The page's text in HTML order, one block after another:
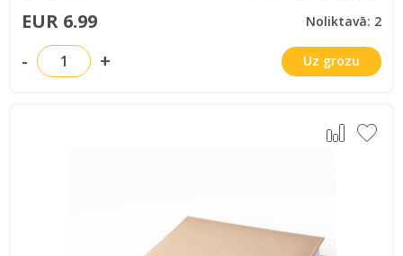
EUR 6.99 Noliktavā: 2
- + Uz grozu